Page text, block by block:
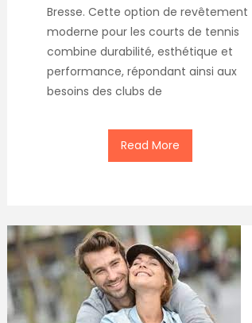
Bresse. Cette option de revêtement
moderne pour les courts de tennis
combine durabilité, esthétique et
performance, répondant ainsi aux
besoins des clubs de
Read More